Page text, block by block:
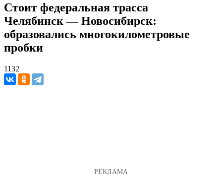
Стоит федеральная трасса
Челябинск — Новосибирск:
образовались многокилометровые
пробки
1132